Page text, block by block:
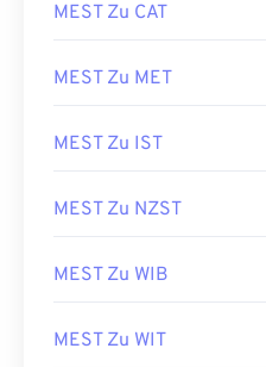
MEST Zu CAT
MEST Zu MET
MEST Zu IST
MEST Zu NZST
MEST Zu WIB
MEST Zu WIT